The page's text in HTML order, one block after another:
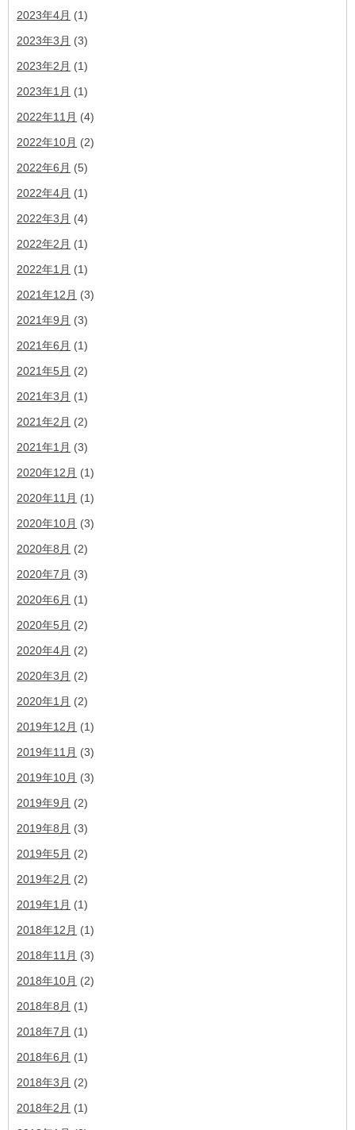
2023年4月 (1)
2023年3月 (3)
2023年2月 (1)
2023年1月 (1)
2022年11月 (4)
2022年10月 (2)
2022年6月 (5)
2022年4月 (1)
2022年3月 (4)
2022年2月 (1)
2022年1月 (1)
2021年12月 (3)
2021年9月 (3)
2021年6月 (1)
2021年5月 (2)
2021年3月 (1)
2021年2月 (2)
2021年1月 (3)
2020年12月 (1)
2020年11月 (1)
2020年10月 (3)
2020年8月 (2)
2020年7月 (3)
2020年6月 (1)
2020年5月 (2)
2020年4月 (2)
2020年3月 (2)
2020年1月 (2)
2019年12月 (1)
2019年11月 (3)
2019年10月 (3)
2019年9月 (2)
2019年8月 (3)
2019年5月 (2)
2019年2月 (2)
2019年1月 (1)
2018年12月 (1)
2018年11月 (3)
2018年10月 (2)
2018年8月 (1)
2018年7月 (1)
2018年6月 (1)
2018年3月 (2)
2018年2月 (1)